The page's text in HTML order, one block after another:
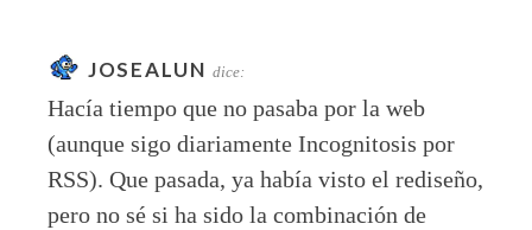
JOSEALUN dice:
Hacía tiempo que no pasaba por la web
(aunque sigo diariamente Incognitosis por
RSS). Que pasada, ya había visto el rediseño,
pero no sé si ha sido la combinación de